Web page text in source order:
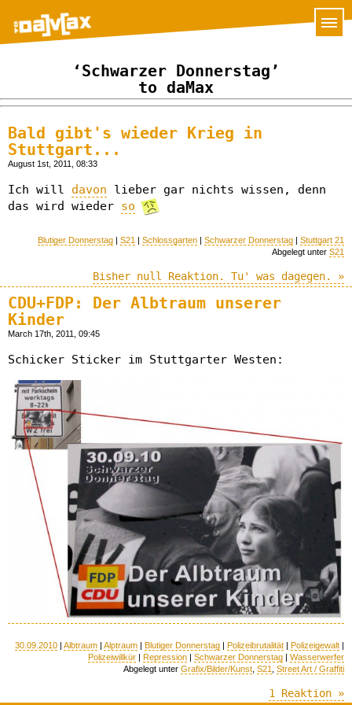
‘Schwarzer Donnerstag’
to daMax
Bald gibt's wieder Krieg in
Stuttgart...
August 1st, 2011, 08:33
Ich will davon lieber gar nichts wissen, denn
das wird wieder so
Blutiger Donnerstag | S21 | Schlossgarten | Schwarzer Donnerstag | Stuttgart 21
Abgelegt unter S21
Bisher null Reaktion. Tu' was dagegen. »
CDU+FDP: Der Albtraum unserer
Kinder
March 17th, 2011, 09:45
Schicker Sticker im Stuttgarter Westen:
30.09.2010 | Albtraum | Alptraum | Blutiger Donnerstag | Polizeibrutalität | Polizeigewalt |
Polizeiwillkür | Repression | Schwarzer Donnerstag | Wasserwerfer
Abgelegt unter Grafix/Bilder/Kunst S21 Street Art / Graffiti
1 Reaktion »